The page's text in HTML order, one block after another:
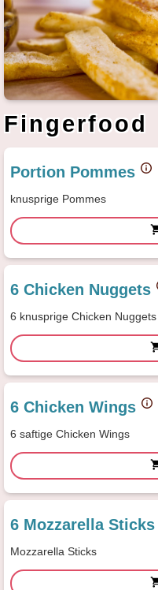
Fingerfood
Portion Pommes
knusprige Pommes
6 Chicken Nuggets
6 knusprige Chicken
6 Chicken Wings
6 saftige Chicken Wings
6 Mozzarella Sticks
Mozzarella Sticks